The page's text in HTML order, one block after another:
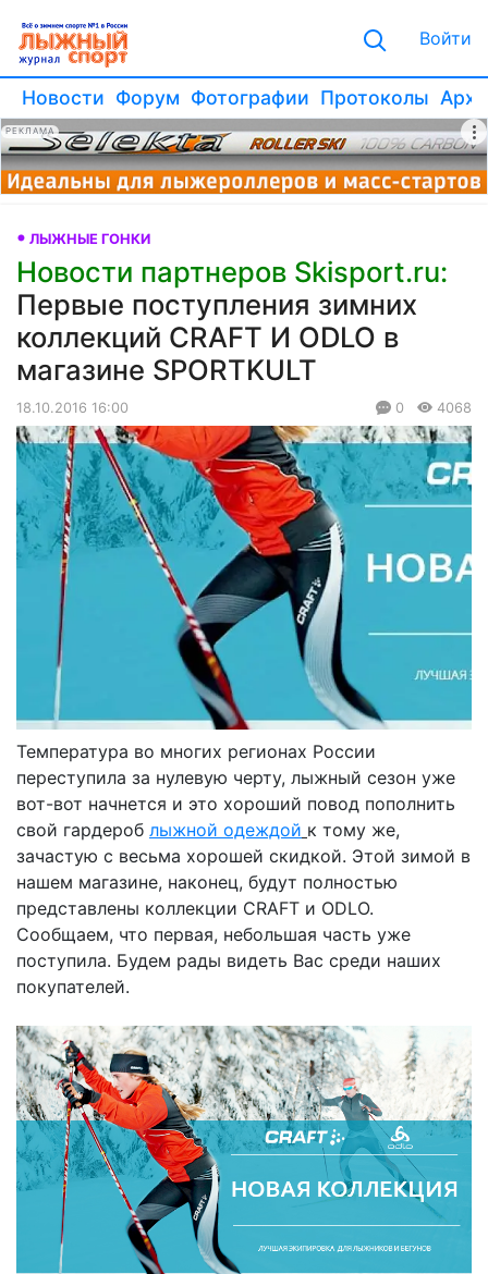
Войти
Новости Форум Фотографии Протоколы
РЕКЛАМА
ЛЫЖНЫЕ ГОНКИ
Новости партнеров Skisport.ru:
Первые поступления зимних
коллекций CRAFT И ODLO в
магазине SPORTKULT
18.10.2016 16:00 0 4068
Температура во многих регионах России
переступила за нулевую черту, лыжный сезон уже
вот-вот начнется и это хороший повод пополнить
свой гардероб лыжной одеждой к тому же,
зачастую с весьма хорошей скидкой. Этой зимой в
нашем магазине, наконец, будут полностью
представлены коллекции CRAFT и ODLO.
Сообщаем, что первая, небольшая часть уже
поступила. Будем рады видеть Вас среди наших
покупателей.